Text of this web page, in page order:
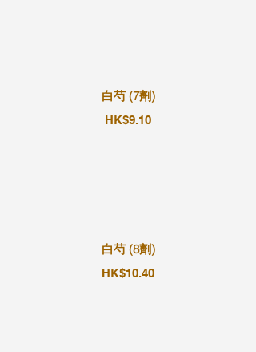
白芍 (7劑)
HK$9.10
白芍 (8劑)
HK$10.40